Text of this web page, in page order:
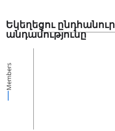
Եկեղեցու ընդհանուր
անդամությունը
Members